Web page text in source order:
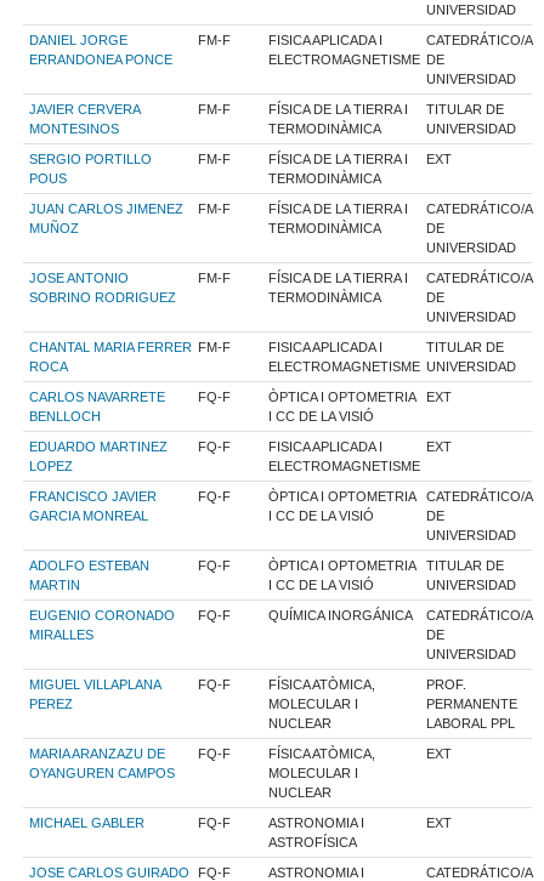
UNIVERSIDAD
DANIEL JORGE
ERRANDONEA PONCE
FM-F
FISICA APLICADA I
ELECTROMAGNETISME
CATEDRÁTICO/A
DE
UNIVERSIDAD
JAVIER CERVERA
MONTESINOS
FM-F
FÍSICA DE LA TIERRA I
TERMODINÀMICA
TITULAR DE
UNIVERSIDAD
SERGIO PORTILLO
POUS
FM-F
FÍSICA DE LA TIERRA I
TERMODINÀMICA
EXT
JUAN CARLOS JIMENEZ
MUÑOZ
FM-F
FÍSICA DE LA TIERRA I
TERMODINÀMICA
CATEDRÁTICO/A
DE
UNIVERSIDAD
JOSE ANTONIO
SOBRINO RODRIGUEZ
FM-F
FÍSICA DE LA TIERRA I
TERMODINÀMICA
CATEDRÁTICO/A
DE
UNIVERSIDAD
CHANTAL MARIA FERRER
ROCA
FM-F
FISICA APLICADA I
ELECTROMAGNETISME
TITULAR DE
UNIVERSIDAD
CARLOS NAVARRETE
BENLLOCH
FQ-F
ÒPTICA I OPTOMETRIA
I CC DE LA VISIÓ
EXT
EDUARDO MARTINEZ
LOPEZ
FQ-F
FISICA APLICADA I
ELECTROMAGNETISME
EXT
FRANCISCO JAVIER
GARCIA MONREAL
FQ-F
ÒPTICA I OPTOMETRIA
I CC DE LA VISIÓ
CATEDRÁTICO/A
DE
UNIVERSIDAD
ADOLFO ESTEBAN
MARTIN
FQ-F
ÒPTICA I OPTOMETRIA
I CC DE LA VISIÓ
TITULAR DE
UNIVERSIDAD
EUGENIO CORONADO
MIRALLES
FQ-F QUÍMICA INORGÁNICA
CATEDRÁTICO/A
DE
UNIVERSIDAD
MIGUEL VILLAPLANA
PEREZ
FQ-F
FÍSICA ATÒMICA,
MOLECULAR I
NUCLEAR
PROF.
PERMANENTE
LABORAL PPL
MARIA ARANZAZU DE
OYANGUREN CAMPOS
FQ-F
FÍSICA ATÒMICA,
MOLECULAR I
NUCLEAR
EXT
MICHAEL GABLER FQ-F
ASTRONOMIA I
ASTROFÍSICA
EXT
JOSE CARLOS GUIRADO
FQ-F
ASTRONOMIA I
CATEDRÁTICO/A